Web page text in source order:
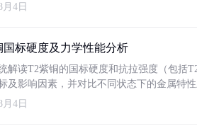
月4日
国标硬度及力学性能分析
解读T2紫铜的国标硬度和抗拉强度（包括
及影响因素，并对比不同状态下的金属特
月4日